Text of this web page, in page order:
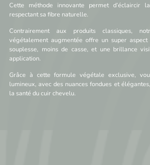
Cette méthode innovante permet d’éclaircir
respectant sa fibre naturelle.
Contrairement aux produits classiques,
végétalement augmentée offre un super
souplesse, moins de casse, et une brillance
application.
Grâce à cette formule végétale exclusive,
lumineux, avec des nuances fondues et
la santé du cuir chevelu.